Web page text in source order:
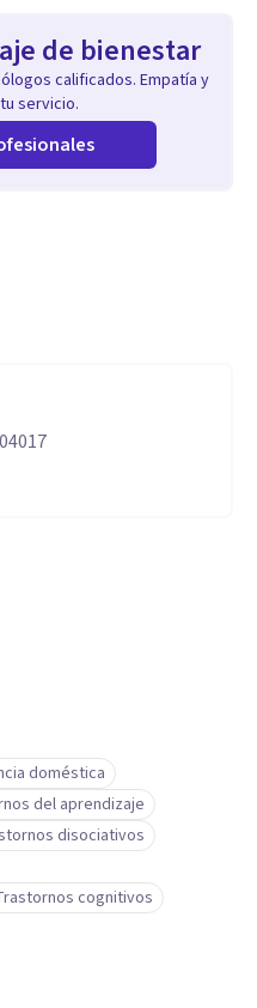
de bienestar
calificados. Empatía y
servicio.
doméstica
del aprendizaje
disociativos
cognitivos